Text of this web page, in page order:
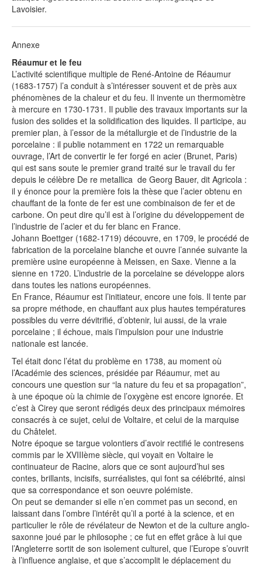
Lavoisier.
Annexe
Réaumur et le feu
L’activité scientifique multiple de René-Antoine de Réaumur
(1683-1757) l’a conduit à s’intéresser souvent et de près aux
phénomènes de la chaleur et du feu. Il invente un thermomètre
à mercure en 1730-1731. Il publie des travaux importants sur la
fusion des solides et la solidification des liquides. Il participe, au
premier plan, à l’essor de la métallurgie et de l’industrie de la
porcelaine : il publie notamment en 1722 un remarquable
ouvrage, l’Art de convertir le fer forgé en acier (Brunet, Paris)
qui est sans soute le premier grand traité sur le travail du fer
depuis le célèbre De re metallica de Georg Bauer, dit Agricola :
il y énonce pour la première fois la thèse que l’acier obtenu en
chauffant de la fonte de fer est une combinaison de fer et de
carbone. On peut dire qu’il est à l’origine du développement de
l’industrie de l’acier et du fer blanc en France.
Johann Boettger (1682-1719) découvre, en 1709, le procédé de
fabrication de la porcelaine blanche et ouvre l’année suivante la
première usine européenne à Meissen, en Saxe. Vienne a la
sienne en 1720. L’industrie de la porcelaine se développe alors
dans toutes les nations européennes.
En France, Réaumur est l’initiateur, encore une fois. Il tente par
sa propre méthode, en chauffant aux plus hautes températures
possibles du verre dévitrifié, d’obtenir, lui aussi, de la vraie
porcelaine ; il échoue, mais l’impulsion pour une industrie
nationale est lancée.
Tel était donc l’état du problème en 1738, au moment où
l’Académie des sciences, présidée par Réaumur, met au
concours une question sur “la nature du feu et sa propagation”,
à une époque où la chimie de l’oxygène est encore ignorée. Et
c’est à Cirey que seront rédigés deux des principaux mémoires
consacrés à ce sujet, celui de Voltaire, et celui de la marquise
du Châtelet.
Notre époque se targue volontiers d’avoir rectifié le contresens
commis par le XVIIIème siècle, qui voyait en Voltaire le
continuateur de Racine, alors que ce sont aujourd’hui ses
contes, brillants, incisifs, surréalistes, qui font sa célébrité, ainsi
que sa correspondance et son oeuvre polémiste.
On peut se demander si elle n’en commet pas un second, en
laissant dans l’ombre l’intérêt qu’il a porté à la science, et en
particulier le rôle de révélateur de Newton et de la culture anglo-
saxonne joué par le philosophe ; ce fut en effet grâce à lui que
l’Angleterre sortit de son isolement culturel, que l’Europe s’ouvrit
à l’influence anglaise, et que s’accomplit le déplacement du